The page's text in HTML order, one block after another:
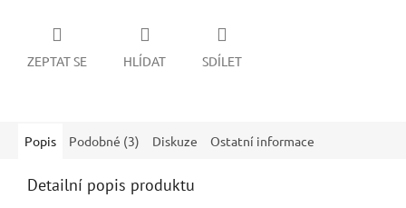
ZEPTAT SE HLÍDAT SDÍLET
Popis Podobné (3) Diskuze Ostatní informace
Detailní popis produktu